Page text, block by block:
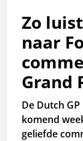
Zo
naar
Grand
De Dutch
komend
geliefde